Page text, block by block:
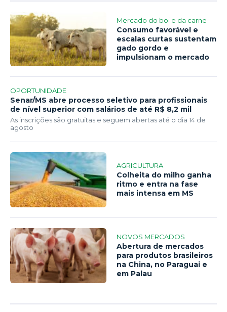
Mercado do boi e da carne
Consumo favorável e
escalas curtas sustentam
gado gordo e
impulsionam o mercado
OPORTUNIDADE
Senar/MS abre processo seletivo para profissionais
de nível superior com salários de até R$ 8,2 mil
As inscrições são gratuitas e seguem abertas até o dia 14 de
agosto
AGRICULTURA
Colheita do milho ganha
ritmo e entra na fase
mais intensa em MS
NOVOS MERCADOS
Abertura de mercados
para produtos brasileiros
na China, no Paraguai e
em Palau